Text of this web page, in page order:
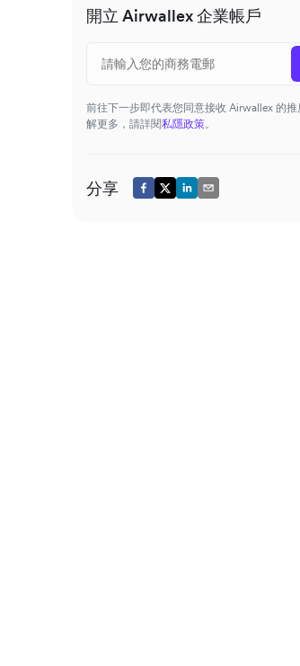
開立 Airwallex 企業帳戶
前往下一步即代表您同意接收 Airwallex 的推
解更多，請詳閱私隱政策。
分享